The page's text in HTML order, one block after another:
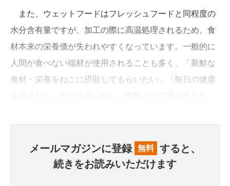
また、ウェットフードはフレッシュフードと同程度の
水分含有量ですが、加工の際に高温処理されるため、食
材本来の栄養価が失われやすくなっています。一般的に
人間が食べない端材が使用されることも多く、「新鮮な
食材・栄養をねこに摂取してもらいたい」「毎日の健康
メールマガジンに登録 無料 すると、
続きをお読みいただけます